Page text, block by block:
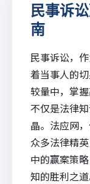
民事诉
南
民事诉讼，
着当事人的
较量中，掌
不仅是法律
晶。 法应网
众多法律精
中的赢案策
知的胜利之道